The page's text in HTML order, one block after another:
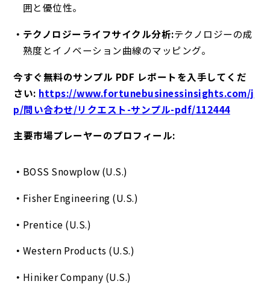
囲と優位性。
テクノロジーライフサイクル分析:テクノロジーの成
熟度とイノベーション曲線のマッピング。
今すぐ無料のサンプル PDF レポートを入手してくだ
さい: https://www.fortunebusinessinsights.com/j
p/問い合わせ/リクエスト-サンプル-pdf/112444
主要市場プレーヤーのプロフィール:
BOSS Snowplow (U.S.)
Fisher Engineering (U.S.)
Prentice (U.S.)
Western Products (U.S.)
Hiniker Company (U.S.)